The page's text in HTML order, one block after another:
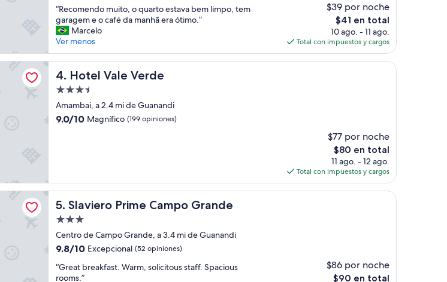
10,
Magnífico,
(4
opiniones)
“
R
e
c
o
m
e
d
o
m
o
q
u
a
r
t
o
e
s
t
“Recomendo muito, o quarto estava bem limpo, tem
garagem e o café da manhã era ótimo.”
Marcelo
Ver menos
$39 por noche
El
precio
actual
es
de
$41 en total
10 ago. - 11 ago.
Total con impuestos y cargos
4. Hotel Vale Verde
Hotel Vale Verde
Propiedad
de
3.5
Amambai, a 2.4 mi de Guanandi
9.0
9.0/10 Magnífico (199 opiniones)
$77 por noche
El
precio
actual
es
de
$80 en total
11 ago. - 12 ago.
Total con impuestos y cargos
5. Slaviero Prime Campo Grande
Slaviero Prime Campo Grande
Propiedad
de
3.0
Centro de Campo Grande, a 3.4 mi de Guanandi
9.8
10,
Excepcional,
9.8/10 Excepcional (52 opiniones)
“
G
“Great breakfast. Warm, solicitous staff. Spacious
rooms.”
$86 por noche
El
$90 en total